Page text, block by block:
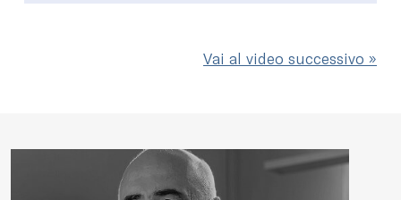
Vai al video successivo »